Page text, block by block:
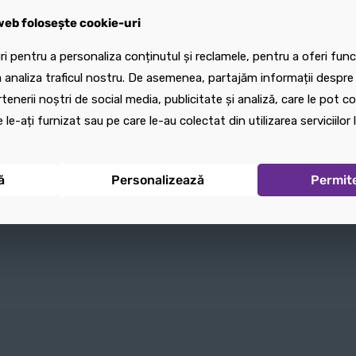
Adaugă în coș
Adaugă în coș
folosește cookie-uri
pentru a personaliza conținutul și reclamele, pentru a oferi
analiza traficul nostru. De asemenea, partajăm informații
noștri de social media, publicitate și analiză, care le pot
le-ați furnizat sau pe care le-au colectat din utilizarea serviciilor
Personalizează
folosește cookie-uri
pentru a personaliza conținutul și reclamele, pentru a oferi
analiza traficul nostru. De asemenea, partajăm informații
noștri de social media, publicitate și analiză, care le pot
le-ați furnizat sau pe care le-au colectat din utilizarea serviciilor
Personalizează